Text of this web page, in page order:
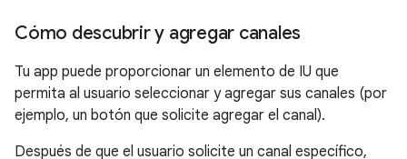
Cómo descubrir y agregar canales
Tu app puede proporcionar un elemento de IU que
permita al usuario seleccionar y agregar sus canales (por
ejemplo, un botón que solicite agregar el canal).
Después de que el usuario solicite un canal específico,